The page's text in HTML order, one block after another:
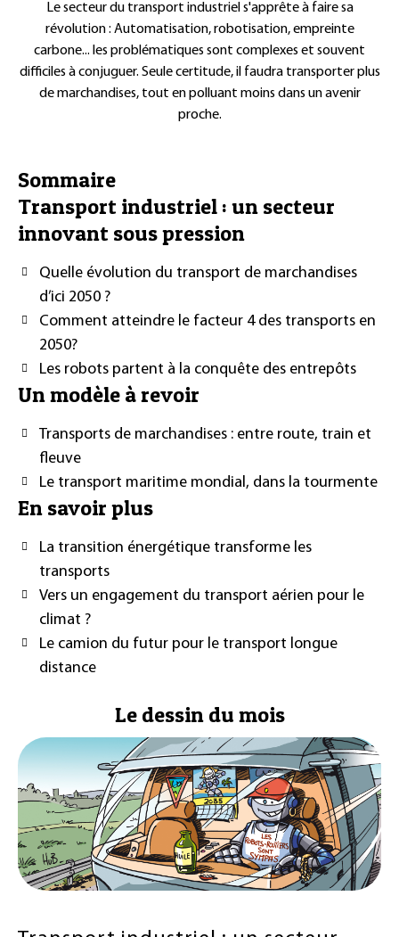
Le secteur du transport industriel s'apprête à faire sa
révolution : Automatisation, robotisation, empreinte
carbone... les problématiques sont complexes et souvent
difficiles à conjuguer. Seule certitude, il faudra transporter plus
de marchandises, tout en polluant moins dans un avenir
proche.
Sommaire
Transport industriel : un secteur
innovant sous pression
Quelle évolution du transport de marchandises
d’ici 2050 ?
Comment atteindre le facteur 4 des transports en
2050?
Les robots partent à la conquête des entrepôts
Un modèle à revoir
Transports de marchandises : entre route, train et
fleuve
Le transport maritime mondial, dans la tourmente
En savoir plus
La transition énergétique transforme les
transports
Vers un engagement du transport aérien pour le
climat ?
Le camion du futur pour le transport longue
distance
Le dessin du mois